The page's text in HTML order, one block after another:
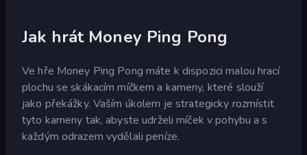
Jak hrát Money Ping Pong
Ve hře Money Ping Pong máte k dispozici malou hrací
plochu se skákacím míčkem a kameny, které slouží
jako překážky. Vaším úkolem je strategicky rozmístit
tyto kameny tak, abyste udrželi míček v pohybu a s
každým odrazem vydělali peníze.